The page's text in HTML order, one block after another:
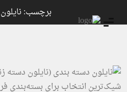
برچسب: